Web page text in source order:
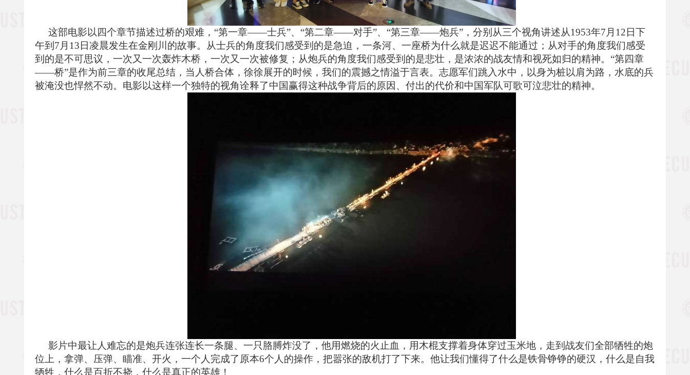
这部电影以 四个章节描述过桥的艰难， “第一章——士兵”、 “第二章——对手”、“第三章——炮兵”， 分别从三个视角讲述从1953年7月12日下
午到7月13日凌晨发生在金刚 川 的故事。 从士兵的角度我们感受到的是急迫 ， 一条河、一座桥为什么就是迟迟不能通过 ； 从对手的角度我们感受
到的是不可思议， 一次又一次轰炸木桥 ， 一次又一次被修复 ； 从炮兵的角度我们感受到的是悲壮，是浓浓的战友情和视死如归的精神。 “第四章
——桥”是作为前三章的收尾总结 ， 当人桥合体 ，徐徐展开的时候 ， 我们的震撼之情溢于言表。志愿军们跳入水中，以身为桩以肩为路，水底的兵
被淹没也悍然不动。电影以这样一个独特的视角诠释了中国赢得这种战争背后的原因、付出的代价和中国军队可歌可泣悲壮的精神。
影片中最让人难忘的是炮兵连张连长一条腿、一只胳膊炸没了，他用燃烧的火止血，用木棍支撑着身体穿过玉米地，走到战友们全部牺牲的炮
位上，拿弹、压弹、瞄准、开火，一个人完成了原本6个人的操作，把嚣张的敌机打了下来。他让我们懂得了什么是铁骨铮铮的硬汉，什么是自我
牺牲，什么是百折不挠，什么是真正的英雄！